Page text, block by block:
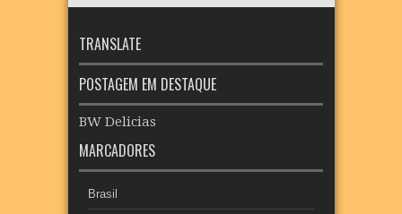
TRANSLATE
POSTAGEM EM DESTAQUE
BW Delicias
MARCADORES
Brasil